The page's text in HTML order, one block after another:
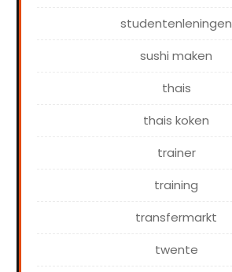
studentenleningen
sushi maken
thais
thais koken
trainer
training
transfermarkt
twente